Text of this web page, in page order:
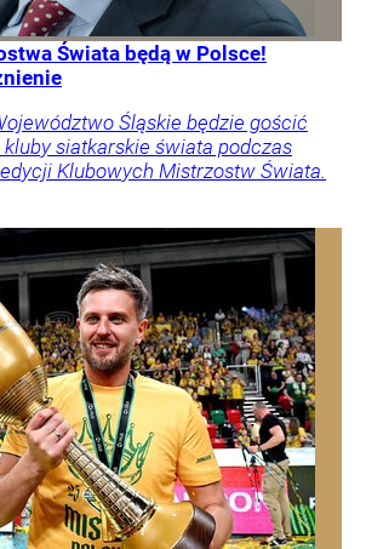
Świata będą w Polsce!
Śląskie będzie gościć
siatkarskie świata podczas
Klubowych Mistrzostw Świata.